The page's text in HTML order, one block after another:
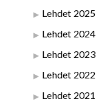
Lehdet 2025
Lehdet 2024
Lehdet 2023
Lehdet 2022
Lehdet 2021